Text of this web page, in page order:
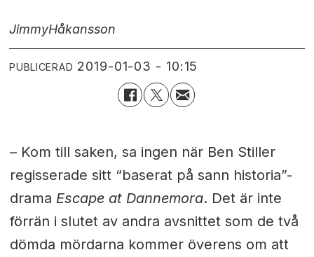
JimmyHåkansson
PUBLICERAD 2019-01-03 - 10:15
– Kom till saken, sa ingen när Ben Stiller
regisserade sitt “baserat på sann historia”-
drama Escape at Dannemora. Det är inte
förrän i slutet av andra avsnittet som de två
dömda mördarna kommer överens om att